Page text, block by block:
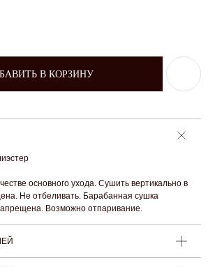
В КОРЗИНУ
основного ухода. Сушить вертикально в
Не отбеливать. Барабанная сушка
Возможно отпаривание.